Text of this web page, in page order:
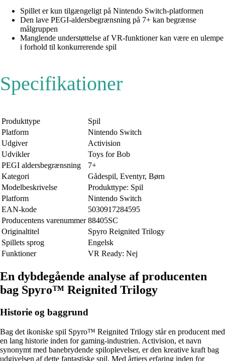
Spillet er kun tilgængeligt på Nintendo Switch-platformen
Den lave PEGI-aldersbegrænsning på 7+ kan begrænse
målgruppen
Manglende understøttelse af VR-funktioner kan være en ulempe
i forhold til konkurrerende spil
Specifikationer
Produkttype
Spil
Platform
Nintendo Switch
Udgiver
Activision
Udvikler
Toys for Bob
PEGI aldersbegrænsning
7+
Kategori
Gådespil, Eventyr, Børn
Modelbeskrivelse
Produkttype: Spil
Platform
Nintendo Switch
EAN-kode
5030917284595
Producentens varenummer 88405SC
Originaltitel
Spyro Reignited Trilogy
Spillets sprog
Engelsk
Funktioner
VR Ready: Nej
En dybdegående analyse af producenten
bag Spyro™ Reignited Trilogy
Historie og baggrund
Bag det ikoniske spil Spyro™ Reignited Trilogy står en producent med
en lang historie inden for gaming-industrien. Activision, et navn
synonymt med banebrydende spiloplevelser, er den kreative kraft bag
udgivelsen af dette fantastiske spil. Med årtiers erfaring inden for